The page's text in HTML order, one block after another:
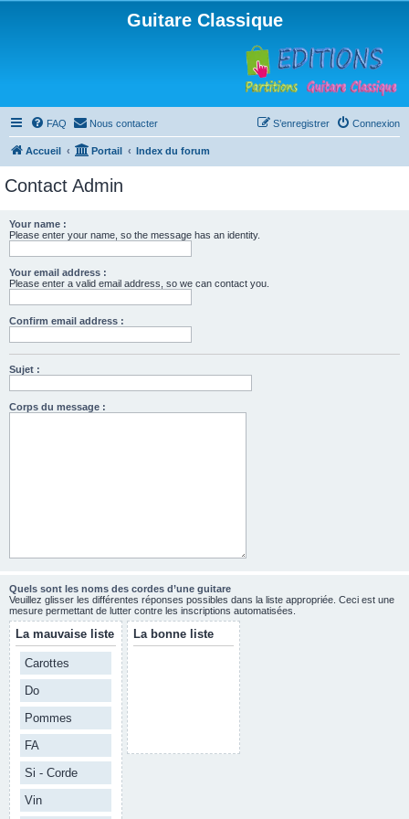
Guitare Classique
FAQ Nous contacter Connexion
S’enregistrer
Accueil Portail Index du forum
Contact Admin
Your name :
Please enter your name, so the message has an identity.
Your email address :
Please enter a valid email address, so we can contact you.
Confirm email address :
Sujet :
Corps du message :
Quels sont les noms des cordes d’une guitare
Veuillez glisser les différentes réponses possibles dans la liste appropriée. Ceci est une
mesure permettant de lutter contre les inscriptions automatisées.
La mauvaise liste
Carottes
Do
Pommes
FA
Si - Corde
Vin
La bonne liste